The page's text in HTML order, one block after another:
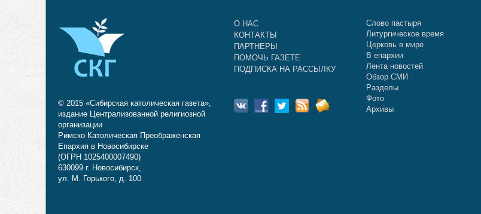
© 2015 «Сибирская католическая газета»,
издание Централизованной религиозной
организации
Римско-Католическая Преображенская
Епархия в Новосибирске
(ОГРН 1025400007490)
630099 г. Новосибирск,
ул. М. Горького, д. 100
О НАС
КОНТАКТЫ
ПАРТНЕРЫ
ПОМОЧЬ ГАЗЕТЕ
ПОДПИСКА НА РАССЫЛКУ
Слово пастыря
Литургическое время
Церковь в мире
В епархии
Лента новостей
Обзор СМИ
Разделы
Фото
Архивы